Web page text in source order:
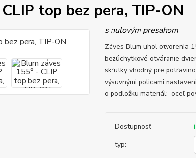
top bez pera, TIP-ON
s nulovým presahom
Záves Blum uhol otvorenia
bezúchytkové otváranie
skrutky vhodný pre
výsuvnými policami
o podložku materiál: oceľ
Dostupnosť
typ: